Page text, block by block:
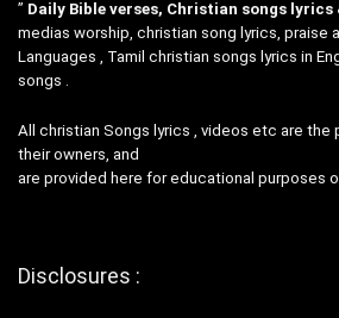
” Daily Bible verses, Christian songs lyrics
medias worship, christian song lyrics, praise
Languages , Tamil christian songs lyrics in
songs .
All christian Songs lyrics , videos etc are
their owners, and
are provided here for educational purposes
Disclosures :